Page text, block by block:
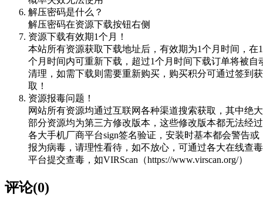
解压密码是什么？
解压密码在资源下载按钮右侧
资源下载有效期1个月！
本站所有资源获取下载地址后，有效期为1个月时间，在1
个月时间内可重新下载，超过1个月时间下载订单将被自
清理，如需下载则需要重新购买，购买积分可通过签到获
取！
资源报毒问题！
网站所有资源均通过互联网各种渠道搜索获取，其中绝大
部分资源均为第三方修改版本，这些修改版本都无法经过
各大手机厂商平台sign签名验证，安装时基本都会警告或
报为病毒，请理性看待，如不放心，可通过各大在线查毒
平台提交查毒，如VIRScan（https://www.virscan.org/）
评论(0)